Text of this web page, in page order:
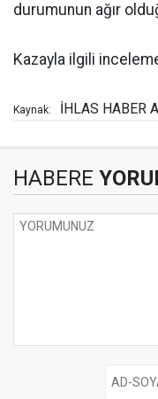
durumunun ağır
Kazayla ilgili
Kaynak: İHLAS HABER
HABERE